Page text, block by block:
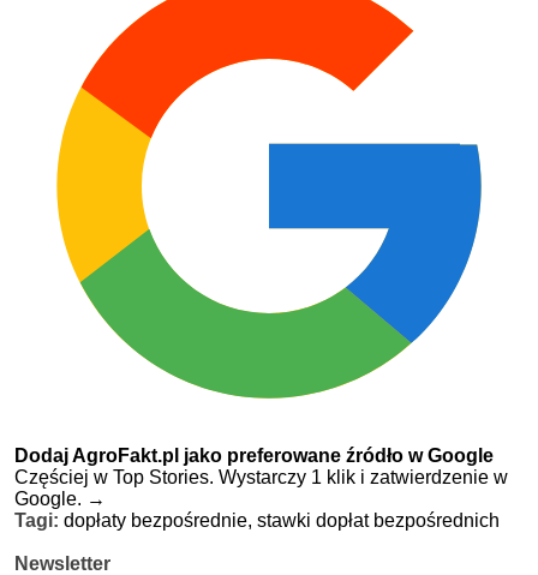
Dodaj AgroFakt.pl jako preferowane źródło w Google
Częściej w Top Stories. Wystarczy 1 klik i zatwierdzenie w
Google. →
Tagi: dopłaty bezpośrednie, stawki dopłat bezpośrednich
Newsletter